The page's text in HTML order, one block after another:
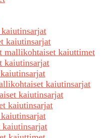
kaiutinsarjat
mallikohtaiset kaiuttimet
kaiutinsarjat
kaiutinsarjat
kaiutinsarjat
kaiutinsarjat
kaiutinsarjat